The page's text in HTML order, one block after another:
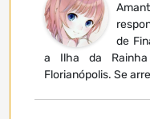
de
a Ilha da
Florianópolis. Se